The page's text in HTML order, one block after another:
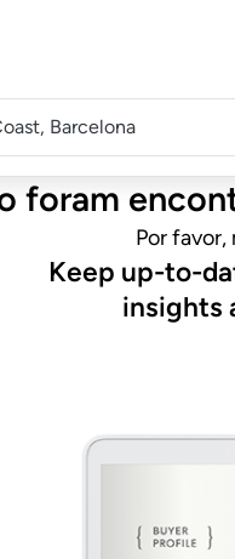
Barcelona
foram
Por
Keep up-to-
insights